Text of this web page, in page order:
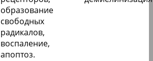
образование
свободных
радикалов,
воспаление,
апоптоз.